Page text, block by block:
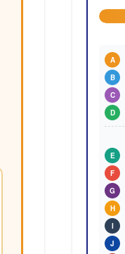
A
B
C
D
E
F
G
H
I
J